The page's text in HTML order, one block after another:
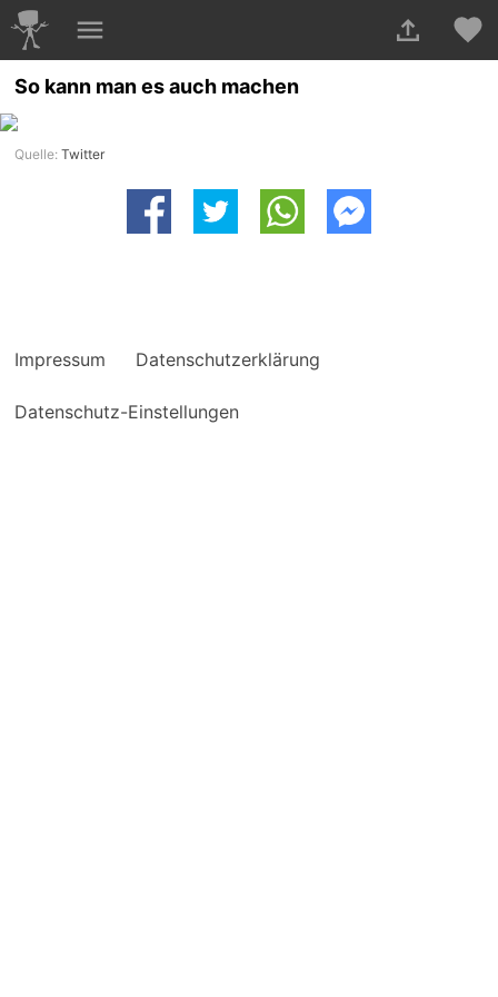
So kann man es auch machen
Quelle:Twitter
Impressum Datenschutzerklärung
Datenschutz-Einstellungen